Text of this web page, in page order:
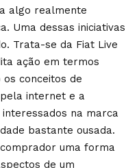
algo realmente
Uma dessas iniciativas
Trata-se da Fiat Live
ação em termos
os conceitos de
internet e a
na marca
bastante ousada.
uma forma
de um